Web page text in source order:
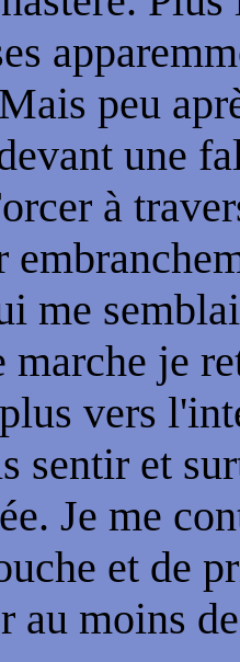
peu
une
à
me
marche je
vers
sentir et
Je me
et de
au moins